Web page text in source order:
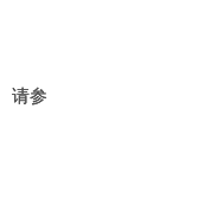
请参